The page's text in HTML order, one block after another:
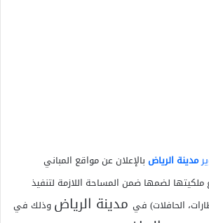
مدينة الرياض بالإعلان عن مواقع المباني
ملكيتها لضمها ضمن المساحة اللازمة لتنفيذ
الحافلات) في مدينة الرياض وذلك في